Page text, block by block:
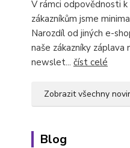
V rámci odpovědnosti
zákazníkům jsme
Narozdíl od jiných e-
naše zákazníky záplava
newslet... číst celé
Zobrazit všechny
Blog